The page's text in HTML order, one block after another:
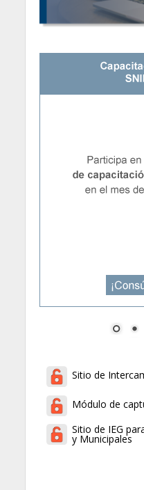
Sitio de
Módulo de
Sitio de IEG
y Municipales